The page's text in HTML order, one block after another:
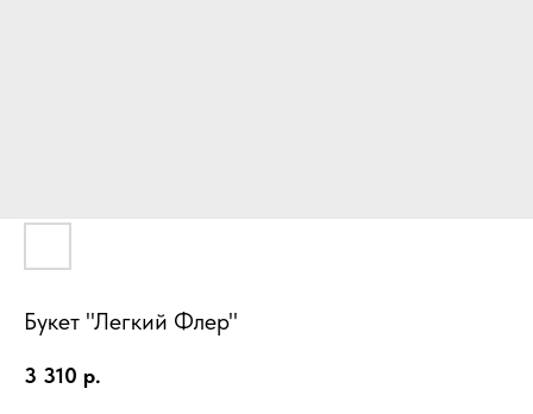
Букет "Легкий Флер"
3 310 р.